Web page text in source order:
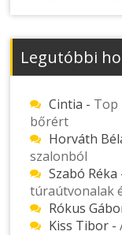
Legutóbbi
Cintia - Top
bőrért
Horváth
szalonból
Szabó Réka
túraútvonalak
Rókus
Kiss Tibor -